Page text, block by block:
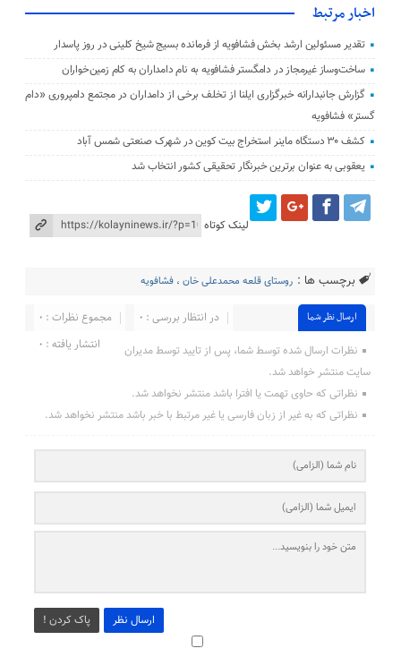
اخبار مرتبط
تقدیر مسئولین ارشد بخش فشافویه از فرمانده بسیج شیخ کلینی در روز پاسدار
ساخت‌وساز غیرمجاز در دامگستر فشافویه به نام دامداران به کام زمین‌خواران
گزارش جانبدارانه خبرگزاری ایلنا از تخلف برخی از دامداران در مجتمع دامپروری «دام
گستر» فشافویه
کشف ۳۰ دستگاه ماینر استخراج بیت کوین در شهرک صنعتی شمس آباد
یعقوبی به عنوان برترین خبرنگار تحقیقی کشور انتخاب شد
لینک کوتاه
برچسب ها : روستای قلعه محمدعلی خان ،فشافویه
ارسال نظر شما مجموع نظرات : 0
در انتظار بررسی : 0
انتشار یافته : ۰
نظرات ارسال شده توسط شما، پس از تایید توسط مدیران
سایت منتشر خواهد شد.
نظراتی که حاوی تهمت یا افترا باشد منتشر نخواهد شد.
نظراتی که به غیر از زبان فارسی یا غیر مرتبط با خبر باشد منتشر نخواهد شد.
ارسال نظر پاک کردن !